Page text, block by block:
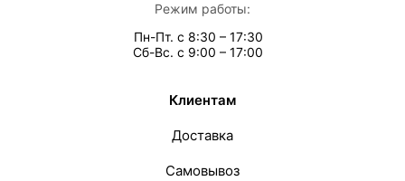
Режим работы:
Пн-Пт. с 8:30 – 17:30
Сб-Вс. с 9:00 – 17:00
Клиентам
Доставка
Самовывоз